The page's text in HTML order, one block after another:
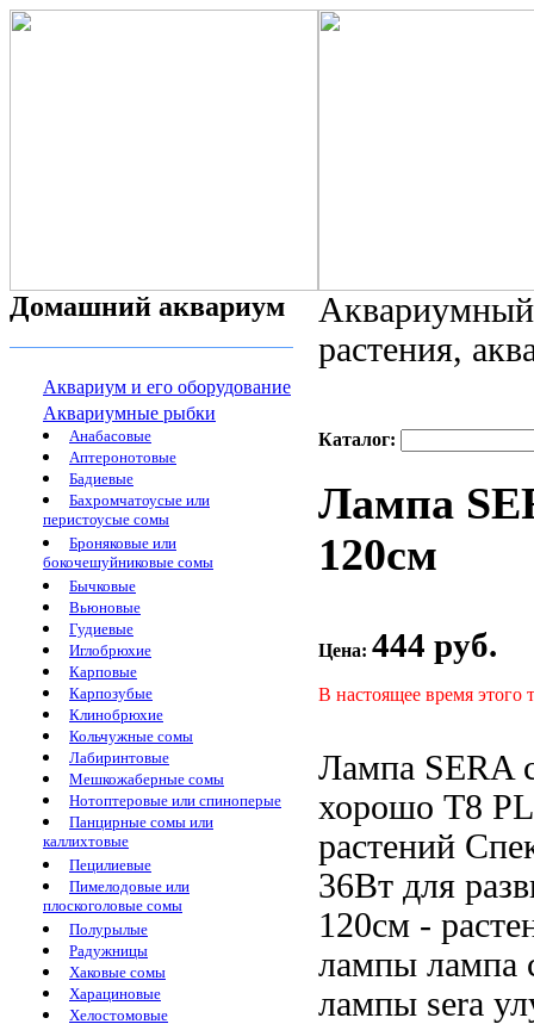
Домашний аквариум
Аквариум и его оборудование
Аквариумные рыбки
Анабасовые
Аптеронотовые
Бадиевые
Бахромчатоусые или
перистоусые сомы
Броняковые или
бокочешуйниковые сомы
Бычковые
Вьюновые
Гудиевые
Иглобрюхие
Карповые
Карпозубые
Клинобрюхие
Кольчужные сомы
Лабиринтовые
Мешкожаберные сомы
Нотоптеровые или спиноперые
Панцирные сомы или
каллихтовые
Пецилиевые
Пимелодовые или
плоскоголовые сомы
Полурылые
Радужницы
Хаковые сомы
Харациновые
Хелостомовые
растения,
Каталог:
Лампа
120см
Цена: 444 руб.
В настоящее время этого
Лампа SERA
хорошо T8
растений
36Вт для
120см -
лампы лампа
лампы sera